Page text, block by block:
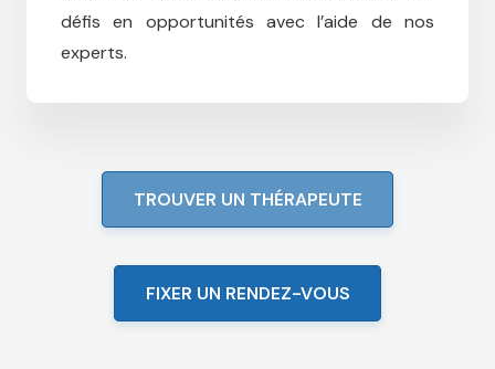
défis en opportunités avec l’aide de nos
experts.
TROUVER UN THÉRAPEUTE
FIXER UN RENDEZ-VOUS